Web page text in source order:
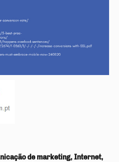
de marketing, Internet,